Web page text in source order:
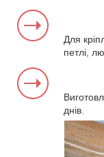
Для
петлі,
днів.